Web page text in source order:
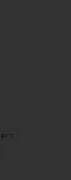
gara